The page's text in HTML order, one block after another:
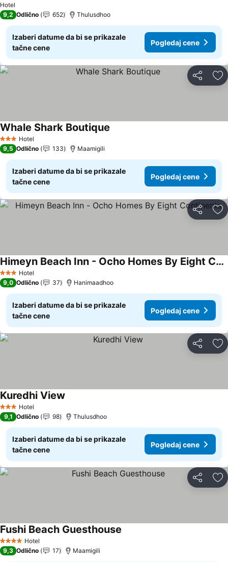
Hotel
9,2 Odlično 652 Thulusdhoo
Izaberi datume da bi se prikazale
tačne cene
Pogledaj cene
Deli
3 Zvezdice
Hotel
Whale Shark Boutique
9,5 Odlično 133 Maamigili
Izaberi datume da bi se prikazale
tačne cene
Pogledaj cene
Deli
3 Zvezdice
Hotel
Himeyn Beach Inn - Ocho Homes By Eight Continents
9,0 Odlično 37 Hanimaadhoo
Izaberi datume da bi se prikazale
tačne cene
Pogledaj cene
Deli
3 Zvezdice
Hotel
Kuredhi View
9,1 Odlično 98 Thulusdhoo
Izaberi datume da bi se prikazale
tačne cene
Pogledaj cene
Deli
4 ZvezdiceHotel
Fushi Beach Guesthouse
9,3 Odlično 17 Maamigili